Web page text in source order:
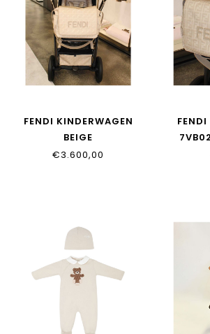
FENDI KINDERWAGEN
BEIGE
BUV024_ASPW_F0D8J
€3.600,00